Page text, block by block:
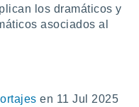
los dramáticos y
asociados al
en 11 Jul 2025